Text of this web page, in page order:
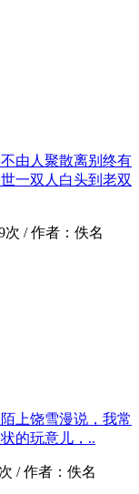
由人聚散离别终有
一双人白头到老双
次 /作者： 佚名
上饶雪漫说，我常
的玩意儿，..
/作者： 佚名